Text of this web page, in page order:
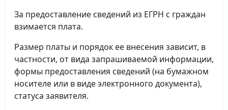
За предоставление сведений из ЕГРН с граждан
взимается плата.
Размер платы и порядок ее внесения зависит, в
частности, от вида запрашиваемой информации,
формы предоставления сведений (на бумажном
носителе или в виде электронного документа),
статуса заявителя.